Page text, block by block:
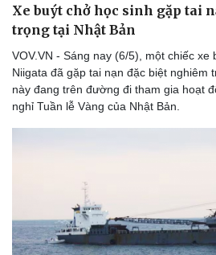
Xe buýt chở học sinh gặp tai
trọng tại Nhật Bản
VOV.VN - Sáng nay (6/5), một chiếc xe
Niigata đã gặp tai nạn đặc biệt nghiêm
này đang trên đường đi tham gia hoạt
nghỉ Tuần lễ Vàng của Nhật Bản.